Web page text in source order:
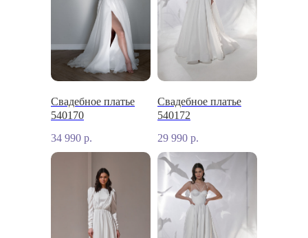
Свадебное платье
540170
34 990 р.
Свадебное платье
540172
29 990 р.